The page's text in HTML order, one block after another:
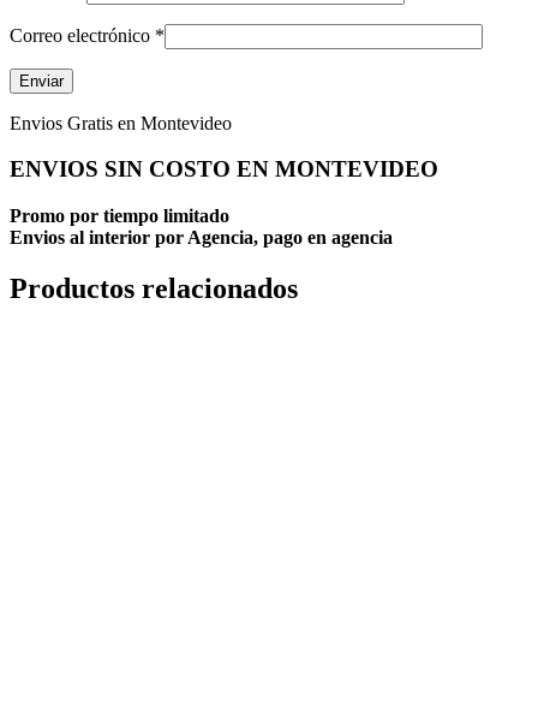
Correo electrónico *
Envios Gratis en Montevideo
ENVIOS SIN COSTO EN MONTEVIDEO
Promo por tiempo limitado
Envios al interior por Agencia, pago en agencia
Productos relacionados